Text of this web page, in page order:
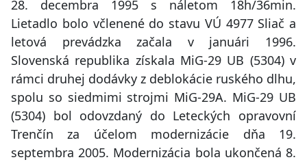
28. decembra 1995 s náletom 18h/36min.
Lietadlo bolo včlenené do stavu VÚ 4977 Sliač a
letová prevádzka začala v januári 1996.
Slovenská republika získala MiG-29 UB (5304) v
rámci druhej dodávky z deblokácie ruského dlhu,
spolu so siedmimi strojmi MiG-29A. MiG-29 UB
(5304) bol odovzdaný do Leteckých opravovní
Trenčín za účelom modernizácie dňa 19.
septembra 2005. Modernizácia bola ukončená 8.